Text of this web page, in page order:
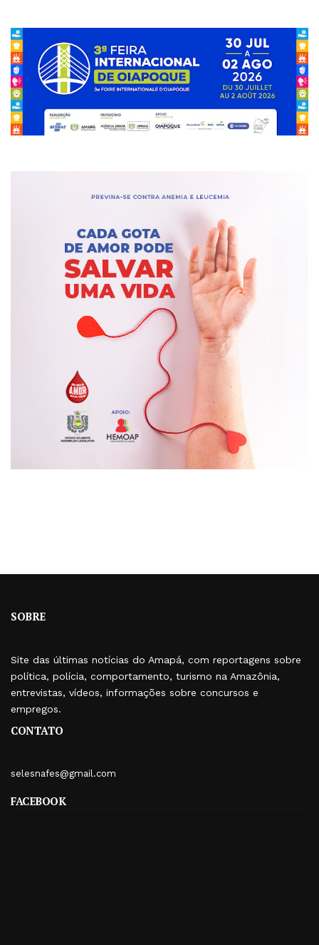
SOBRE
Site das últimas notícias do Amapá, com reportagens sobre
política, polícia, comportamento, turismo na Amazônia,
entrevistas, vídeos, informações sobre concursos e
empregos.
CONTATO
selesnafes@gmail.com
FACEBOOK